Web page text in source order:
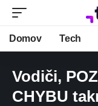
Domov Tech
Vodiči,
CHYBU